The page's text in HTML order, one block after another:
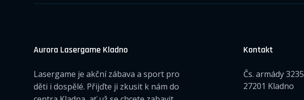
Aurora Lasergame Kladno
Lasergame je akční zábava a sport pro
děti i dospělé. Přijďte ji zkusit k nám do
Kontakt
Čs. armády 3235
27201 Kladno